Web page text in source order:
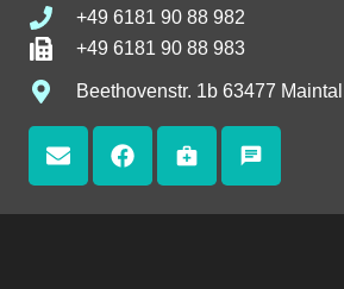
+49 6181 90 88 982
+49 6181 90 88 983
Beethovenstr. 1b 63477 Maintal
medical_services chat